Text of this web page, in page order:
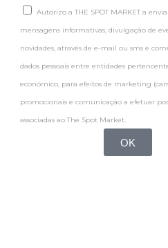
Autorizo a THE SPOT MARKET a
mensagens informativas, divulgação de
novidades, através de e-mail ou sms e
dados pessoais entre entidades
económico, para efeitos de marketing
promocionais e comunicação a efetuar
associadas ao The Spot Market.
OK